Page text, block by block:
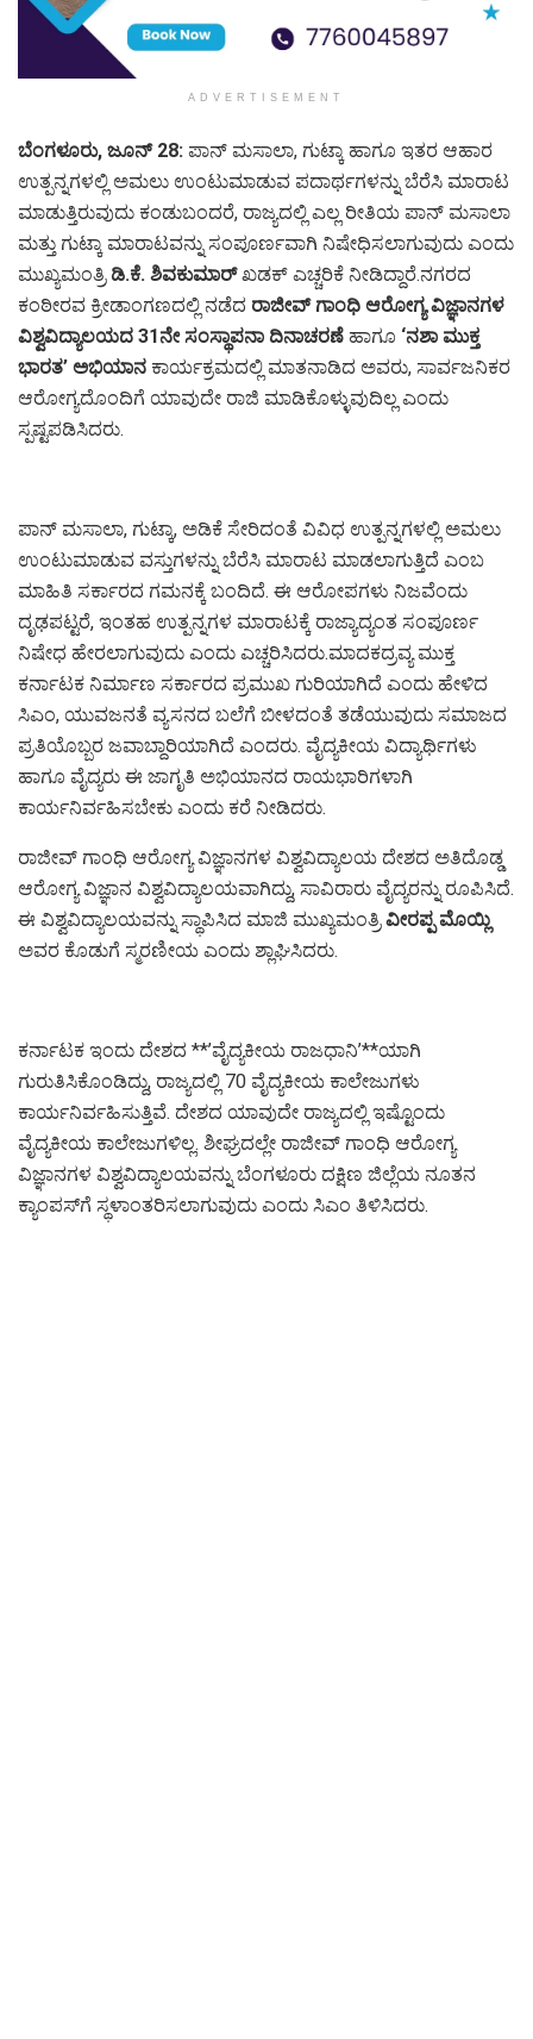
ADVERTISEMENT
ಬೆಂಗಳೂರು, ಜೂನ್ 28: ಪಾನ್ ಮಸಾಲಾ, ಗುಟ್ಕಾ ಹಾಗೂ ಇತರ ಆಹಾರ
ಉತ್ಪನ್ನಗಳಲ್ಲಿ ಅಮಲು ಉಂಟುಮಾಡುವ ಪದಾರ್ಥಗಳನ್ನು ಬೆರೆಸಿ ಮಾರಾಟ
ಮಾಡುತ್ತಿರುವುದು ಕಂಡುಬಂದರೆ, ರಾಜ್ಯದಲ್ಲಿ ಎಲ್ಲ ರೀತಿಯ ಪಾನ್ ಮಸಾಲಾ
ಮತ್ತು ಗುಟ್ಕಾ ಮಾರಾಟವನ್ನು ಸಂಪೂರ್ಣವಾಗಿ ನಿಷೇಧಿಸಲಾಗುವುದು ಎಂದು
ಮುಖ್ಯಮಂತ್ರಿಡಿ.ಕೆ. ಶಿವಕುಮಾರ್ಖಡಕ್ ಎಚ್ಚರಿಕೆ ನೀಡಿದ್ದಾರೆ.ನಗರದ
ಕಂಠೀರವ ಕ್ರೀಡಾಂಗಣದಲ್ಲಿ ನಡೆದ ರಾಜೀವ್ ಗಾಂಧಿ ಆರೋಗ್ಯ ವಿಜ್ಞಾನಗಳ
ವಿಶ್ವವಿದ್ಯಾಲಯದ 31ನೇ ಸಂಸ್ಥಾಪನಾ ದಿನಾಚರಣೆ ಹಾಗೂ ‘ನಶಾ ಮುಕ್ತ
ಭಾರತ’ ಅಭಿಯಾನ ಕಾರ್ಯಕ್ರಮದಲ್ಲಿ ಮಾತನಾಡಿದ ಅವರು, ಸಾರ್ವಜನಿಕರ
ಆರೋಗ್ಯದೊಂದಿಗೆ ಯಾವುದೇ ರಾಜಿ ಮಾಡಿಕೊಳ್ಳುವುದಿಲ್ಲ ಎಂದು
ಸ್ಪಷ್ಟಪಡಿಸಿದರು.
ಪಾನ್ ಮಸಾಲಾ, ಗುಟ್ಕಾ, ಅಡಿಕೆ ಸೇರಿದಂತೆ ವಿವಿಧ ಉತ್ಪನ್ನಗಳಲ್ಲಿ ಅಮಲು
ಉಂಟುಮಾಡುವ ವಸ್ತುಗಳನ್ನು ಬೆರೆಸಿ ಮಾರಾಟ ಮಾಡಲಾಗುತ್ತಿದೆ ಎಂಬ
ಮಾಹಿತಿ ಸರ್ಕಾರದ ಗಮನಕ್ಕೆ ಬಂದಿದೆ. ಈ ಆರೋಪಗಳು ನಿಜವೆಂದು
ದೃಢಪಟ್ಟರೆ, ಇಂತಹ ಉತ್ಪನ್ನಗಳ ಮಾರಾಟಕ್ಕೆ ರಾಜ್ಯಾದ್ಯಂತ ಸಂಪೂರ್ಣ
ನಿಷೇಧ ಹೇರಲಾಗುವುದು ಎಂದು ಎಚ್ಚರಿಸಿದರು.ಮಾದಕದ್ರವ್ಯ ಮುಕ್ತ
ಕರ್ನಾಟಕ ನಿರ್ಮಾಣ ಸರ್ಕಾರದ ಪ್ರಮುಖ ಗುರಿಯಾಗಿದೆ ಎಂದು ಹೇಳಿದ
ಸಿಎಂ, ಯುವಜನತೆ ವ್ಯಸನದ ಬಲೆಗೆ ಬೀಳದಂತೆ ತಡೆಯುವುದು ಸಮಾಜದ
ಪ್ರತಿಯೊಬ್ಬರ ಜವಾಬ್ದಾರಿಯಾಗಿದೆ ಎಂದರು. ವೈದ್ಯಕೀಯ ವಿದ್ಯಾರ್ಥಿಗಳು
ಹಾಗೂ ವೈದ್ಯರು ಈ ಜಾಗೃತಿ ಅಭಿಯಾನದ ರಾಯಭಾರಿಗಳಾಗಿ
ಕಾರ್ಯನಿರ್ವಹಿಸಬೇಕು ಎಂದು ಕರೆ ನೀಡಿದರು.
ರಾಜೀವ್ ಗಾಂಧಿ ಆರೋಗ್ಯ ವಿಜ್ಞಾನಗಳ ವಿಶ್ವವಿದ್ಯಾಲಯ ದೇಶದ ಅತಿದೊಡ್ಡ
ಆರೋಗ್ಯ ವಿಜ್ಞಾನ ವಿಶ್ವವಿದ್ಯಾಲಯವಾಗಿದ್ದು, ಸಾವಿರಾರು ವೈದ್ಯರನ್ನು ರೂಪಿಸಿದೆ.
ಈ ವಿಶ್ವವಿದ್ಯಾಲಯವನ್ನು ಸ್ಥಾಪಿಸಿದ ಮಾಜಿ ಮುಖ್ಯಮಂತ್ರಿವೀರಪ್ಪ ಮೊಯ್ಲಿ
ಅವರ ಕೊಡುಗೆ ಸ್ಮರಣೀಯ ಎಂದು ಶ್ಲಾಘಿಸಿದರು.
ಕರ್ನಾಟಕ ಇಂದು ದೇಶದ **’ವೈದ್ಯಕೀಯ ರಾಜಧಾನಿ’**ಯಾಗಿ
ಗುರುತಿಸಿಕೊಂಡಿದ್ದು, ರಾಜ್ಯದಲ್ಲಿ 70 ವೈದ್ಯಕೀಯ ಕಾಲೇಜುಗಳು
ಕಾರ್ಯನಿರ್ವಹಿಸುತ್ತಿವೆ. ದೇಶದ ಯಾವುದೇ ರಾಜ್ಯದಲ್ಲಿ ಇಷ್ಟೊಂದು
ವೈದ್ಯಕೀಯ ಕಾಲೇಜುಗಳಿಲ್ಲ. ಶೀಘ್ರದಲ್ಲೇ ರಾಜೀವ್ ಗಾಂಧಿ ಆರೋಗ್ಯ
ವಿಜ್ಞಾನಗಳ ವಿಶ್ವವಿದ್ಯಾಲಯವನ್ನು ಬೆಂಗಳೂರು ದಕ್ಷಿಣ ಜಿಲ್ಲೆಯ ನೂತನ
ಕ್ಯಾಂಪಸ್‌ಗೆ ಸ್ಥಳಾಂತರಿಸಲಾಗುವುದು ಎಂದು ಸಿಎಂ ತಿಳಿಸಿದರು.